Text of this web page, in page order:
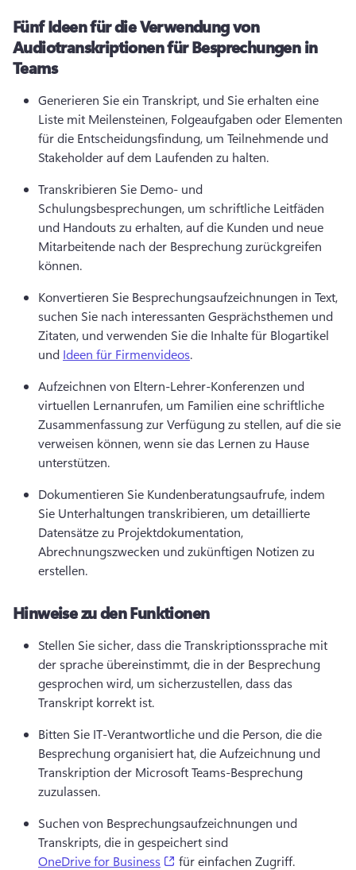
Fünf Ideen für die Verwendung von
Audiotranskriptionen für Besprechungen in
Teams
Generieren Sie ein Transkript, und Sie erhalten eine
Liste mit Meilensteinen, Folgeaufgaben oder Elementen
für die Entscheidungsfindung, um Teilnehmende und
Stakeholder auf dem Laufenden zu halten.
Transkribieren Sie Demo- und
Schulungsbesprechungen, um schriftliche Leitfäden
und Handouts zu erhalten, auf die Kunden und neue
Mitarbeitende nach der Besprechung zurückgreifen
können.
Konvertieren Sie Besprechungsaufzeichnungen in Text,
suchen Sie nach interessanten Gesprächsthemen und
Zitaten, und verwenden Sie die Inhalte für Blogartikel
und Ideen für Firmenvideos.
Aufzeichnen von Eltern-Lehrer-Konferenzen und
virtuellen Lernanrufen, um Familien eine schriftliche
Zusammenfassung zur Verfügung zu stellen, auf die sie
verweisen können, wenn sie das Lernen zu Hause
unterstützen.
Dokumentieren Sie Kundenberatungsaufrufe, indem
Sie Unterhaltungen transkribieren, um detaillierte
Datensätze zu Projektdokumentation,
Abrechnungszwecken und zukünftigen Notizen zu
erstellen.
Hinweise zu den Funktionen
Stellen Sie sicher, dass die Transkriptionssprache mit
der sprache übereinstimmt, die in der Besprechung
gesprochen wird, um sicherzustellen, dass das
Transkript korrekt ist.
Bitten Sie IT-Verantwortliche und die Person, die die
Besprechung organisiert hat, die Aufzeichnung und
Transkription der Microsoft Teams-Besprechung
zuzulassen.
Suchen von Besprechungsaufzeichnungen und
Transkripts, die in gespeichert sind
OneDrive for Business
(opens in a new tab)
für einfachen Zugriff.